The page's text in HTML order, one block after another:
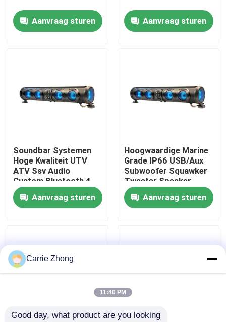
Huis
Ongeveer ons
Kwaliteitscontrole
Contact de V.S.
De Zijspiegels van de golfkar
Het Dashboard van de golfkar
Aanvraag sturen Aanvraag sturen
Soundbar Systemen
Hoge Kwaliteit UTV
ATV Ssv Audio
Custom Bluetooth 4
Luidsprekers
Afstandsbediening
IP66 Waterdicht USB
Aanvraag sturen
Hoogwaardige Marine
Grade IP66 USB/Aux
Subwoofer Squawker
Tweeter Speaker
Elektrische Golfkar
Bluetooth Soundbar
Aanvraag sturen
Carrie Zhong
11:40 PM
Good day, what product are you looking